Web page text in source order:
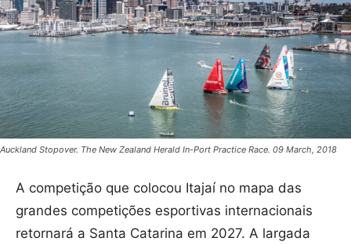
Auckland Stopover. The New Zealand Herald In-Port Practice Race. 09 March, 2018
A competição que colocou Itajaí no mapa das
grandes competições esportivas internacionais
retornará a Santa Catarina em 2027. A largada